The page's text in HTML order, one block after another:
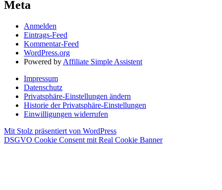
Meta
Anmelden
Eintrags-Feed
Kommentar-Feed
WordPress.org
Powered by Affiliate Simple Assistent
Impressum
Datenschutz
Privatsphäre-Einstellungen ändern
Historie der Privatsphäre-Einstellungen
Einwilligungen widerrufen
Mit Stolz präsentiert von WordPress
DSGVO Cookie Consent mit Real Cookie Banner